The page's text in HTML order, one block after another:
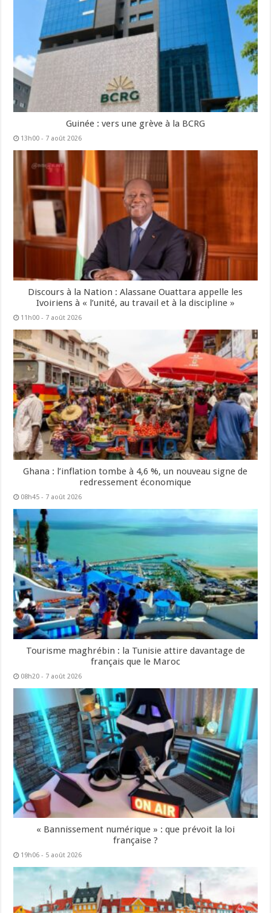
Guinée : vers une grève à la BCRG
13h00 - 7 août 2026
Discours à la Nation : Alassane Ouattara appelle les
Ivoiriens à « l’unité, au travail et à la discipline »
11h00 - 7 août 2026
Ghana : l’inflation tombe à 4,6 %, un nouveau signe de
redressement économique
08h45 - 7 août 2026
Tourisme maghrébin : la Tunisie attire davantage de
français que le Maroc
08h20 - 7 août 2026
« Bannissement numérique » : que prévoit la loi
française ?
19h06 - 5 août 2026